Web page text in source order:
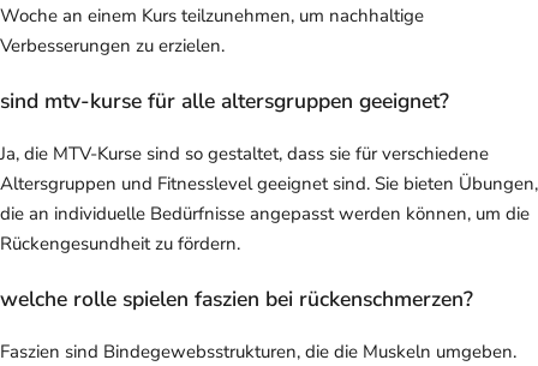
Woche an einem Kurs teilzunehmen, um nachhaltige
Verbesserungen zu erzielen.
sind mtv-kurse für alle altersgruppen geeignet?
Ja, die MTV-Kurse sind so gestaltet, dass sie für verschiedene
Altersgruppen und Fitnesslevel geeignet sind. Sie bieten Übungen,
die an individuelle Bedürfnisse angepasst werden können, um die
Rückengesundheit zu fördern.
welche rolle spielen faszien bei rückenschmerzen?
Faszien sind Bindegewebsstrukturen, die die Muskeln umgeben.